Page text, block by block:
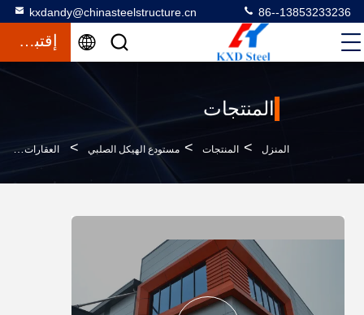
kxdandy@chinasteelstructure.cn 86--13853233236
إقتباس
المنتجات
المنزل > المنتجات > مستودع الهيكل الصلبي > العقارات الهياكل الصلبية المجهزة مسبقاً مستودع مبنى مصنع بناء حظيرة العمل ورشة عمل